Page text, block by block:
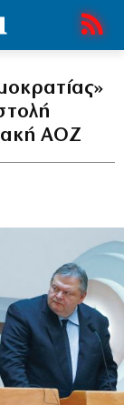
ΑΟΖ